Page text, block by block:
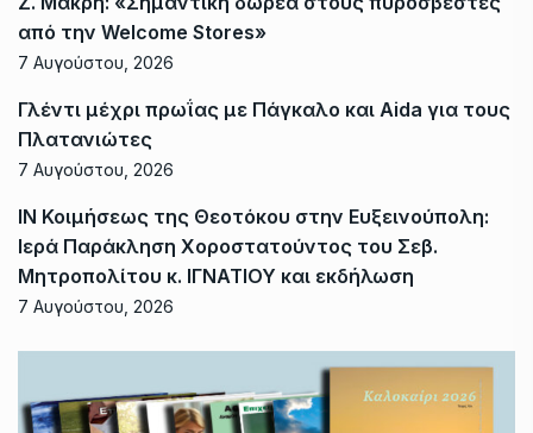
από την Welcome Stores»
7 Αυγούστου, 2026
Γλέντι μέχρι πρωΐας με Πάγκαλο και Aida για τους
Πλατανιώτες
7 Αυγούστου, 2026
ΙΝ Κοιμήσεως της Θεοτόκου στην Ευξεινούπολη:
Ιερά Παράκληση Χοροστατούντος του Σεβ.
Μητροπολίτου κ. ΙΓΝΑΤΙΟΥ και εκδήλωση
7 Αυγούστου, 2026